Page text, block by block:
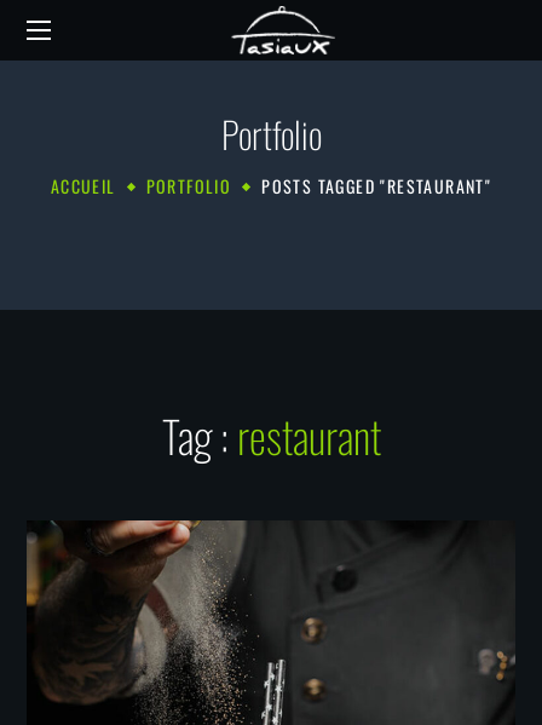
Portfolio
ACCUEIL PORTFOLIO POSTS TAGGED "RESTAURANT"
Tag : restaurant